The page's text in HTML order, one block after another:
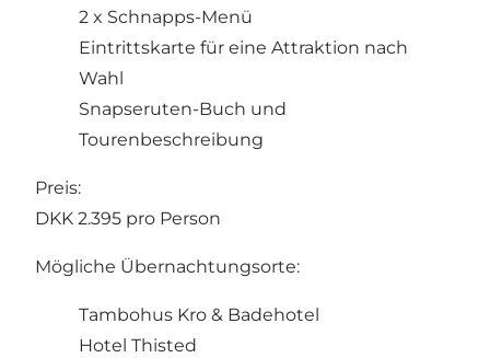
2 x Schnapps-Menü
Eintrittskarte für eine Attraktion nach
Wahl
Snapseruten-Buch und
Tourenbeschreibung
Preis:
DKK 2.395 pro Person
Mögliche Übernachtungsorte:
Tambohus Kro & Badehotel
Hotel Thisted